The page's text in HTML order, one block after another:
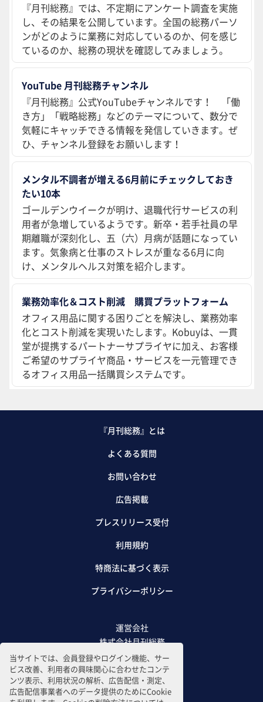
当サイトでは、会員登録やログイン機能、サー
ビス改善、利用者の興味関心に合わせたコンテ
ンツ表示、利用状況の解析、広告配信・測定、
広告配信事業者へのデータ提供のためにCookie
『月刊総務』では、不定期にアンケート調査を実施
し、その結果を公開しています。全国の総務パーソ
ンがどのように業務に対応しているのか、何を感じ
ているのか、総務の現状を確認してみましょう。
YouTube 月刊総務チャンネル
『月刊総務』公式YouTubeチャンネルです！ 「働
き方」「戦略総務」などのテーマについて、数分で
気軽にキャッチできる情報を発信していきます。ぜ
ひ、チャンネル登録をお願いします！
メンタル不調者が増える6月前にチェックしておき
たい10本
ゴールデンウイークが明け、退職代行サービスの利
用者が急増しているようです。新卒・若手社員の早
期離職が深刻化し、五（六）月病が話題になってい
ます。気象病と仕事のストレスが重なる6月に向
け、メンタルヘルス対策を紹介します。
業務効率化＆コスト削減 購買プラットフォーム
オフィス用品に関する困りごとを解決し、業務効率
化とコスト削減を実現いたします。Kobuyは、一貫
堂が提携するパートナーサプライヤに加え、お客様
ご希望のサプライヤ商品・サービスを一元管理でき
るオフィス用品一括購買システムです。
『月刊総務』とは
よくある質問
お問い合わせ
広告掲載
プレスリリース受付
利用規約
特商法に基づく表示
プライバシーポリシー
運営会社
株式会社月刊総務